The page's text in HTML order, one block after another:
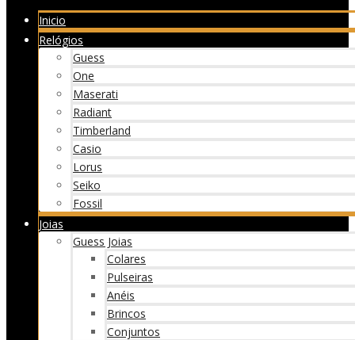
Inicio
Relógios
Guess
One
Maserati
Radiant
Timberland
Casio
Lorus
Seiko
Fossil
Joias
Guess Joias
Colares
Pulseiras
Anéis
Brincos
Conjuntos